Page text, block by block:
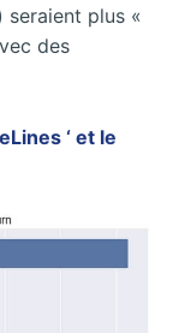
seraient plus «
des
‘ et le